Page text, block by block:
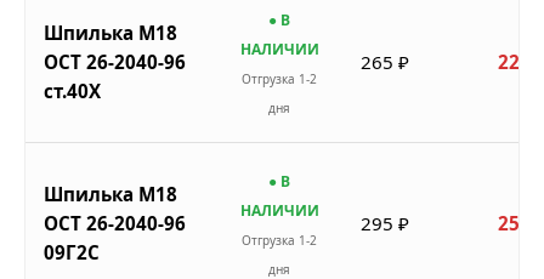
Шпилька М18
ОСТ 26-2040-96
ст.40Х
● В
НАЛИЧИИ
Отгрузка 1-2
дня
265 ₽ 225
Шпилька М18
ОСТ 26-2040-96
09Г2С
● В
НАЛИЧИИ
Отгрузка 1-2
дня
295 ₽ 251